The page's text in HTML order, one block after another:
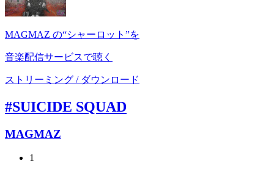
MAGMAZ の“シャーロット”を
音楽配信サービスで聴く
ストリーミング / ダウンロード
#SUICIDE SQUAD
MAGMAZ
1